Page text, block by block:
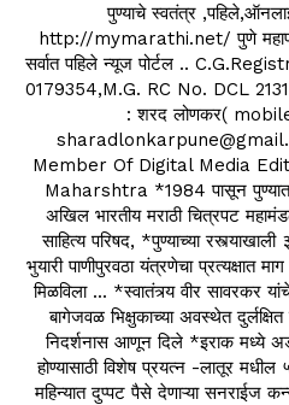
पुण्याचे स्वतंत्र
http://mymarathi.net/ पुणे
सर्वात पहिले न्यूज पोर्टल ..
0179354,M.G. RC No. DCL
: शरद लोणकर(
Member Of Digital Media
Maharshtra *1984 पासून
अखिल भारतीय मराठी चित्रपट
साहित्य परिषद, *पुण्याच्या
भुयारी पाणीपुरवठा यंत्रणेचा प्रत्यक्षात
मिळविला ... *स्वातंत्र्य वीर सावरकर
बागेजवळ भिक्षुकाच्या अवस्थेत
निदर्शनास आणून दिले *इराक मध्ये
होण्यासाठी विशेष प्रयत्न -लातूर
महिन्यात दुप्पट पैसे देणाऱ्या सनराईज